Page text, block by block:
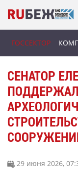
ГОССЕКТОР
СЕНАТОР
29 июня 2026,